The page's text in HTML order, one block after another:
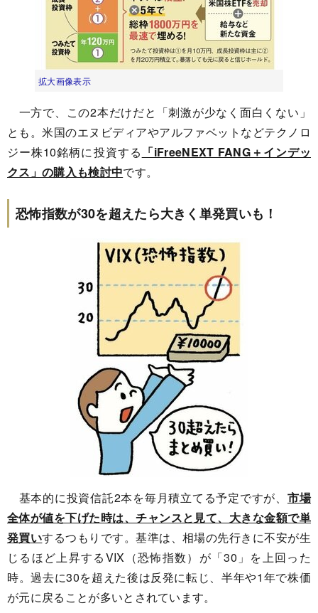
拡大画像表示
一方で、この2本だけだと「刺激が少なく面白くない」
とも。米国のエヌビディアやアルファベットなどテクノロ
ジー株10銘柄に投資する 「iFreeNEXT FANG＋インデッ
クス」の購入も検討中です。
恐怖指数が30を超えたら大きく単発買いも！
基本的に投資信託2本を毎月積立てる予定ですが、 市場
全体が値を下げた時は、チャンスと見て、大きな金額で単
発買いするつもりです。基準は、相場の先行きに不安が生
じるほど上昇するVIX（恐怖指数）が「30」を上回った
時。過去に30を超えた後は反発に転じ、半年や1年で株価
が元に戻ることが多いとされています。